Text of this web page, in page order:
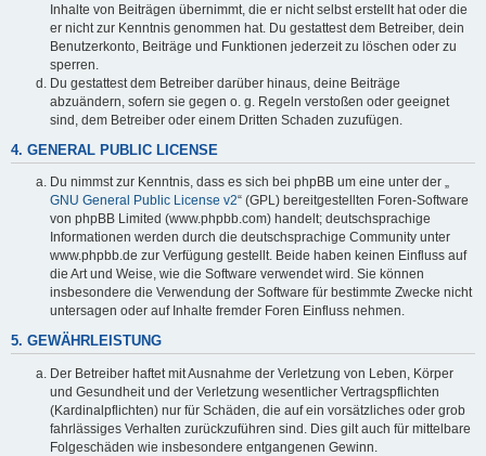
Inhalte von Beiträgen übernimmt, die er nicht selbst erstellt hat oder die
er nicht zur Kenntnis genommen hat. Du gestattest dem Betreiber, dein
Benutzerkonto, Beiträge und Funktionen jederzeit zu löschen oder zu
sperren.
Du gestattest dem Betreiber darüber hinaus, deine Beiträge
abzuändern, sofern sie gegen o. g. Regeln verstoßen oder geeignet
sind, dem Betreiber oder einem Dritten Schaden zuzufügen.
4. GENERAL PUBLIC LICENSE
Du nimmst zur Kenntnis, dass es sich bei phpBB um eine unter der „
GNU General Public License v2“ (GPL) bereitgestellten Foren-Software
von phpBB Limited (www.phpbb.com) handelt; deutschsprachige
Informationen werden durch die deutschsprachige Community unter
www.phpbb.de zur Verfügung gestellt. Beide haben keinen Einfluss auf
die Art und Weise, wie die Software verwendet wird. Sie können
insbesondere die Verwendung der Software für bestimmte Zwecke nicht
untersagen oder auf Inhalte fremder Foren Einfluss nehmen.
5. GEWÄHRLEISTUNG
Der Betreiber haftet mit Ausnahme der Verletzung von Leben, Körper
und Gesundheit und der Verletzung wesentlicher Vertragspflichten
(Kardinalpflichten) nur für Schäden, die auf ein vorsätzliches oder grob
fahrlässiges Verhalten zurückzuführen sind. Dies gilt auch für mittelbare
Folgeschäden wie insbesondere entgangenen Gewinn.